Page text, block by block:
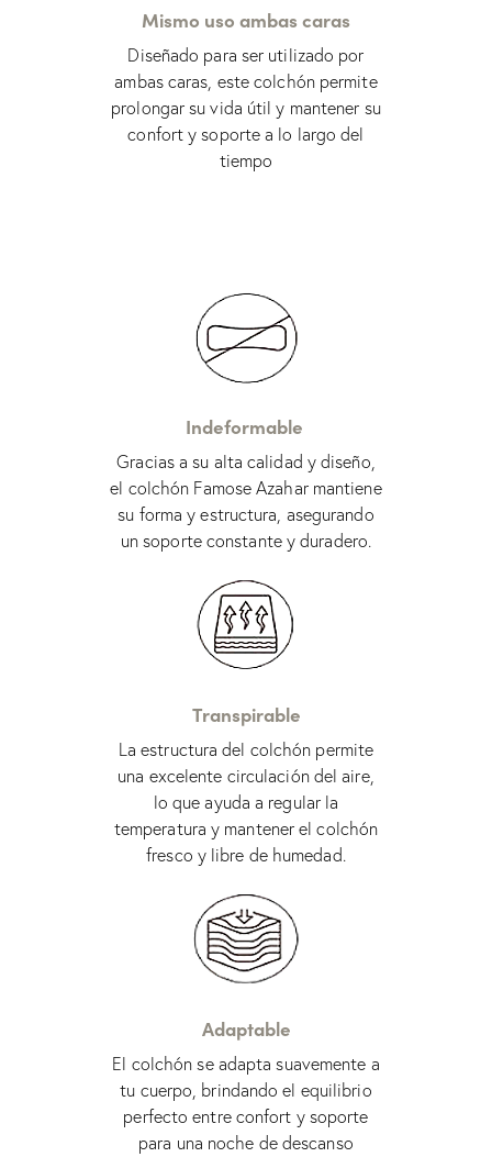
Mismo uso ambas caras
Diseñado para ser utilizado por
ambas caras, este colchón permite
prolongar su vida útil y mantener su
confort y soporte a lo largo del
tiempo
Indeformable
Gracias a su alta calidad y diseño,
el colchón Famose Azahar mantiene
su forma y estructura, asegurando
un soporte constante y duradero.
Transpirable
La estructura del colchón permite
una excelente circulación del aire,
lo que ayuda a regular la
temperatura y mantener el colchón
fresco y libre de humedad.
Adaptable
El colchón se adapta suavemente a
tu cuerpo, brindando el equilibrio
perfecto entre confort y soporte
para una noche de descanso